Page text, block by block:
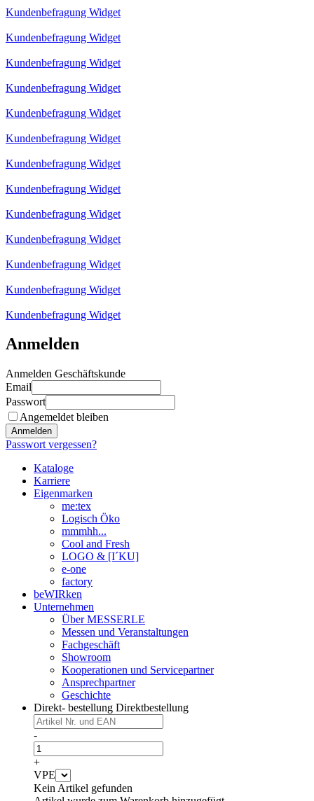
Kundenbefragung Widget
Kundenbefragung Widget
Kundenbefragung Widget
Kundenbefragung Widget
Kundenbefragung Widget
Kundenbefragung Widget
Kundenbefragung Widget
Kundenbefragung Widget
Kundenbefragung Widget
Kundenbefragung Widget
Kundenbefragung Widget
Kundenbefragung Widget
Kundenbefragung Widget
Anmelden
Anmelden Geschäftskunde
Email
Passwort
Angemeldet bleiben
Anmelden
Passwort vergessen?
Kataloge
Karriere
Eigenmarken
me:tex
Logisch Öko
mmmhh...
Cool and Fresh
LOGO & [I´KU]
e-one
factory
beWIRken
Unternehmen
Über MESSERLE
Messen und Veranstaltungen
Fachgeschäft
Showroom
Kooperationen und Servicepartner
Ansprechpartner
Geschichte
Direkt- bestellung Direktbestellung
-
+
VPE
Kein Artikel gefunden